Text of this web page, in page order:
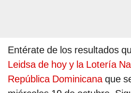
Entérate de los resultados
Leidsa de hoy y la Lotería
República Dominicanaque